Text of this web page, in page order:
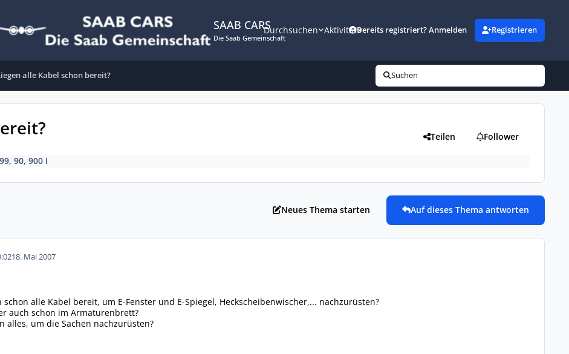
SAAB CARS
Die Saab Gemeinschaft
Durchsuchen AktivitätBereits registriert? Anmelden Registrieren
alle Kabel schon bereit? Suchen
Teilen Follower
99, 90, 900 I
Neues Thema starten Auf dieses Thema antworten
18. Mai 2007
schon alle Kabel bereit, um E-Fenster und E-Spiegel, Heckscheibenwischer,... nachzurüsten?
auch schon im Armaturenbrett?
alles, um die Sachen nachzurüsten?